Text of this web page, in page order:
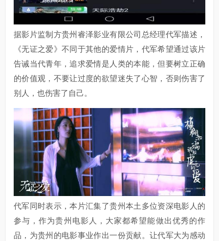
据影片监制方贵州睿泽影业有限公司总经理代军描述，
《无证之爱》不同于其他的爱情片，代军希望通过该片
告诫当代青年，追求爱情是人类的本能，但要树立正确
的价值观，不要让过度的欲望迷失了心智，否则伤害了
别人，也伤害了自己。
代军同时表示，本片汇集了贵州本土多位资深电影人的
参与，作为贵州电影人，大家都希望能做出优秀的作
品，为贵州的电影事业作出一份贡献。让代军大为感动